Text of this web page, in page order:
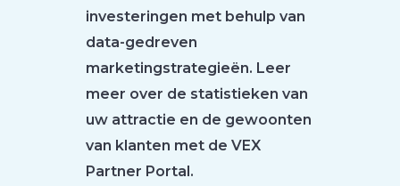
investeringen met behulp van
data-gedreven
marketingstrategieën. Leer
meer over de statistieken van
uw attractie en de gewoonten
van klanten met de VEX
Partner Portal.